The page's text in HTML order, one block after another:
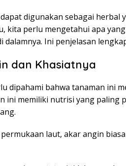
digunakan sebagai herbal
kita perlu mengetahui apa
dalamnya. Ini penjelasan
dan Khasiatnya
dipahami bahwa tanaman ini
ini memiliki nutrisi yang paling
laut, akar angin